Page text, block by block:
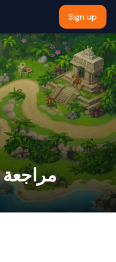
Sign up